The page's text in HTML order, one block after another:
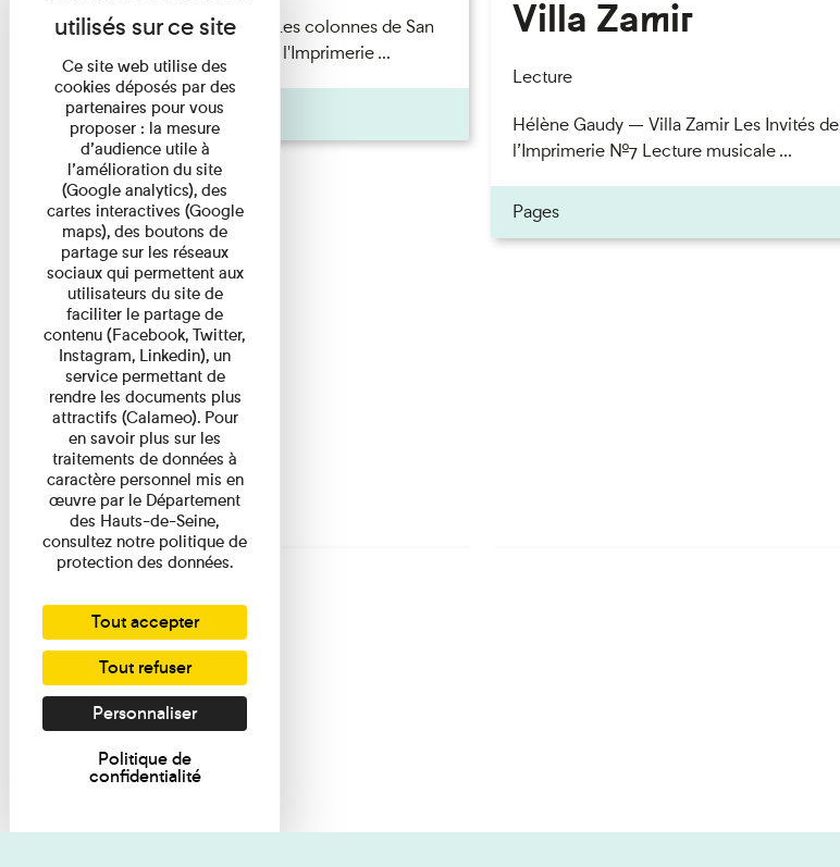
Patrick Boucheron — Les colonnes de San
Lorenzo Les Invités de l'Imprimerie ...
Pages
Villa Zamir
Lecture
Hélène Gaudy — Villa Zamir Les Invités de
l’Imprimerie n°7 Lecture musicale ...
Pages
Ce site web utilise des
cookies déposés par des
partenaires pour vous
proposer : la mesure
d’audience utile à
l’amélioration du site
(Google analytics), des
cartes interactives (Google
maps), des boutons de
partage sur les réseaux
sociaux qui permettent aux
utilisateurs du site de
faciliter le partage de
contenu (Facebook, Twitter,
Instagram, Linkedin), un
service permettant de
rendre les documents plus
attractifs (Calameo). Pour
en savoir plus sur les
traitements de données à
caractère personnel mis en
œuvre par le Département
des Hauts-de-Seine,
consultez notre politique de
protection des données.
Tout accepter
Tout refuser
Personnaliser
Politique de
confidentialité